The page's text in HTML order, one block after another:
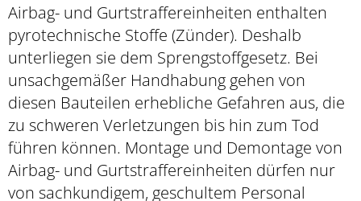
Airbag- und Gurtstraffereinheiten enthalten
pyrotechnische Stoffe (Zünder). Deshalb
unterliegen sie dem Sprengstoffgesetz. Bei
unsachgemäßer Handhabung gehen von
diesen Bauteilen erhebliche Gefahren aus, die
zu schweren Verletzungen bis hin zum Tod
führen können. Montage und Demontage von
Airbag- und Gurtstraffereinheiten dürfen nur
von sachkundigem, geschultem Personal